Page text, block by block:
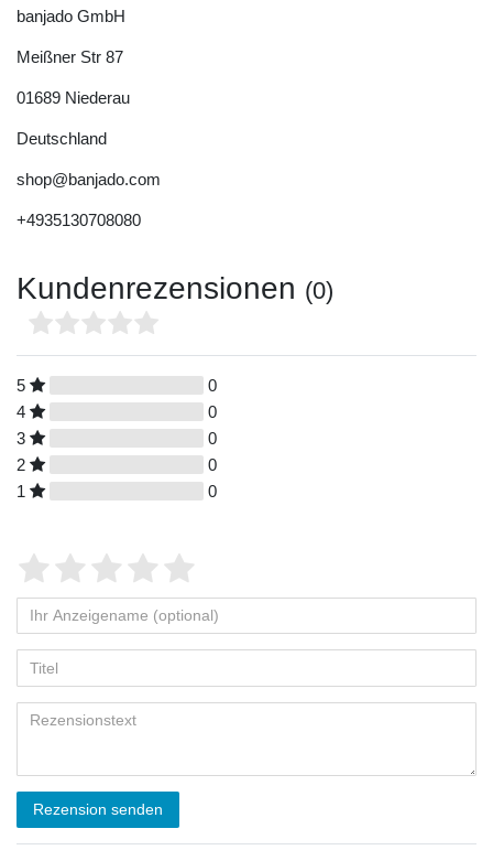
banjado GmbH
Meißner Str 87
01689 Niederau
Deutschland
shop@banjado.com
+4935130708080
Kundenrezensionen (0)
5
0
4
0
3
0
2
0
1
0
Rezension senden